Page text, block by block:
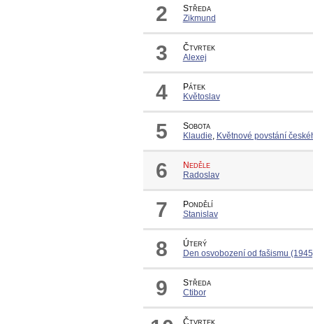
2
Středa
Zikmund
3
Čtvrtek
Alexej
4
Pátek
Květoslav
5
Sobota
Klaudie, Květnové povstání
6
Neděle
Radoslav
7
Pondělí
Stanislav
8
Úterý
Den osvobození od fašismu
9
Středa
Ctibor
Čtvrtek